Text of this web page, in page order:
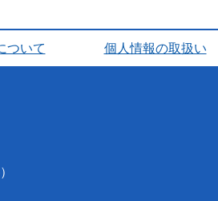
ついて 個人情報の取扱い